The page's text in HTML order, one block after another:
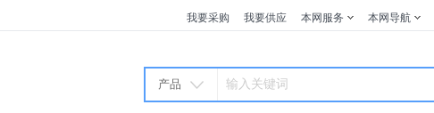
我要采购 我要供应 本网服务 本网导航
产品